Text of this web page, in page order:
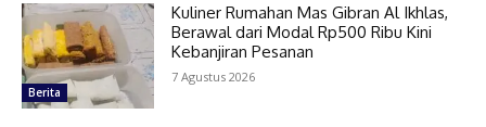
Berita
Kuliner Rumahan Mas Gibran Al Ikhlas,
Berawal dari Modal Rp500 Ribu Kini
Kebanjiran Pesanan
7 Agustus 2026